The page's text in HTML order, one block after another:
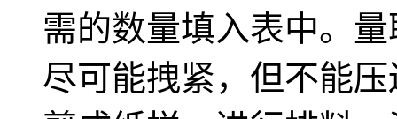
需的数量填入表中。
尽可能拽紧，但不能